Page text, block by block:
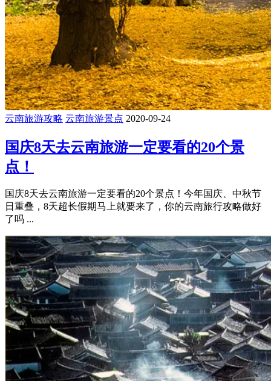
云南旅游攻略 云南旅游景点 2020-09-24
国庆8天去云南旅游一定要看的20个景
点！
国庆8天去云南旅游一定要看的20个景点！今年国庆、中秋节
日重叠，8天超长假期马上就要来了，你的云南旅行攻略做好
了吗 ...